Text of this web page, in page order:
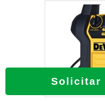
Solicitar